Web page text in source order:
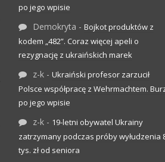
po jego wpisie
Demokryta - Bojkot produktów z
kodem „482”. Coraz więcej apeli o
rezygnację z ukraińskich marek
z-k - Ukraiński profesor zarzucił
Polsce współpracę z Wehrmachtem.
po jego wpisie
z-k - 19-letni obywatel Ukrainy
zatrzymany podczas próby wyłudzenia
tys. zł od seniora